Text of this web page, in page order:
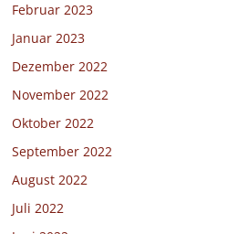
Februar 2023
Januar 2023
Dezember 2022
November 2022
Oktober 2022
September 2022
August 2022
Juli 2022